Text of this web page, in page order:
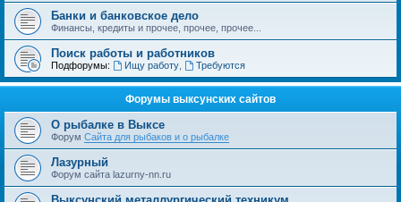
Банки и банковское дело
Финансы, кредиты и прочее, прочее, прочее...
Поиск работы и работников
Подфорумы: Ищу работу, Требуются
Форумы выксунских сайтов
О рыбалке в Выксе
Форум Cайта для рыбаков и о рыбалке
Лазурный
Форум сайта lazurny-nn.ru